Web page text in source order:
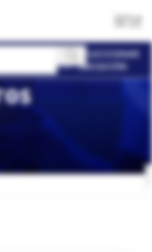
SELECCIONAR
UBICACIÓN
coincidan con tu selección.